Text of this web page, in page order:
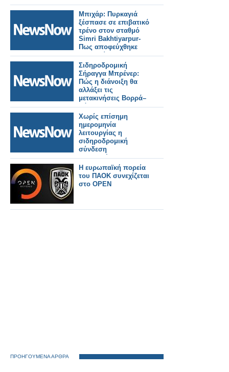
Μπιχάρ: Πυρκαγιά
ξέσπασε σε επιβατικό
τρένο στον σταθμό
Simri Bakhtiyarpur-
Πως αποφεύχθηκε
τραγωδία.
Σιδηροδρομική
Σήραγγα Μπρένερ:
Πώς η διάνοιξη θα
αλλάξει τις
μετακινήσεις Βορρά–
Νότου.
Χωρίς επίσημη
ημερομηνία
λειτουργίας η
σιδηροδρομική
σύνδεση
Βουδαπέστης–
Βελιγραδίου.
Η ευρωπαϊκή πορεία
του ΠΑΟΚ συνεχίζεται
στο OPEN
ΠΡΟΗΓΟΥΜΕΝΑ ΑΡΘΡΑ